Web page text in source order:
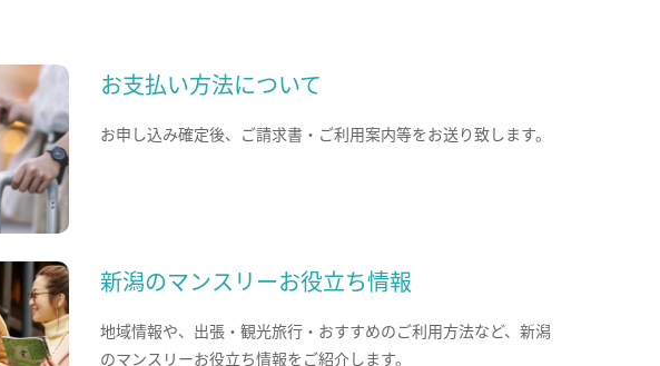
お支払い方法について
お申し込み確定後、ご請求書・ご利用案内等をお送り致します。
新潟のマンスリーお役立ち情報
地域情報や、出張・観光旅行・おすすめのご利用方法など、新潟
のマンスリーお役立ち情報をご紹介します。